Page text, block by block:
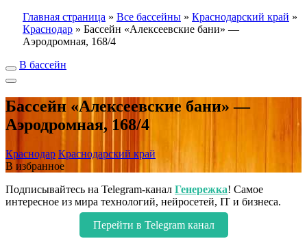
Главная страница » Все бассейны » Краснодарский край »
Краснодар » Бассейн «Алексеевские бани» —
Аэродромная, 168/4
В бассейн
Бассейн «Алексеевские бани» —
Аэродромная, 168/4
Краснодар Краснодарский край
В избранное
Подписывайтесь на Telegram-канал Генережка! Самое
интересное из мира технологий, нейросетей, IT и бизнеса.
Перейти в Telegram канал